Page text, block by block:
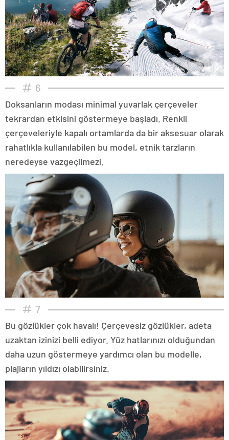
6
Doksanların modası minimal yuvarlak çerçeveler
tekrardan etkisini göstermeye başladı. Renkli
çerçeveleriyle kapalı ortamlarda da bir aksesuar olarak
rahatlıkla kullanılabilen bu model, etnik tarzların
neredeyse vazgeçilmezi.
7
Bu gözlükler çok havalı! Çerçevesiz gözlükler, adeta
uzaktan izinizi belli ediyor. Yüz hatlarınızı olduğundan
daha uzun göstermeye yardımcı olan bu modelle,
plajların yıldızı olabilirsiniz.